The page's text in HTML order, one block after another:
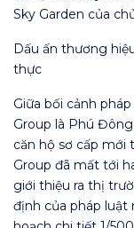
Sky Garden của
Dấu ấn thương
thực
Giữa bối cảnh
Group là Phú
căn hộ sơ cấp
Group đã mất tới
giới thiệu ra thị
định của pháp luật